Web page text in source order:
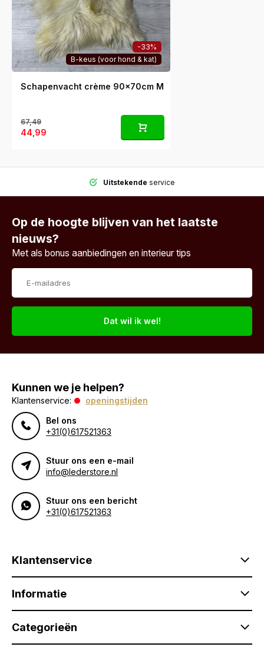
-33%
B-keus (voor hond & kat)
Schapenvacht crème 90x70cm M
67,49
44,99
Uitstekende service
Op de hoogte blijven van het laatste
nieuws?
Met als bonus aanbiedingen en interieur tips
Dat wil ik wel!
Kunnen we je helpen?
Klantenservice:
openingstijden
Bel ons
+31(0)617521363
Stuur ons een e-mail
info@lederstore.nl
Stuur ons een bericht
+31(0)617521363
Klantenservice
Informatie
Categorieën